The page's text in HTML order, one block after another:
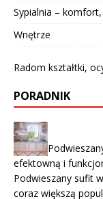
Sypialnia –
Wnętrze
Radom kształtki,
PORADNIK
efektowną i
Podwieszany sufit
coraz większą